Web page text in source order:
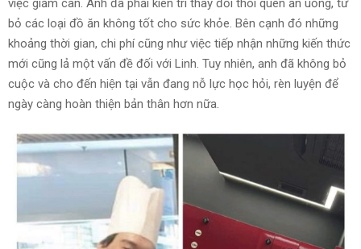
việc giảm cân. Anh đã phải kiên trì thay đổi thói quen ăn uống, từ
bỏ các loại đồ ăn không tốt cho sức khỏe. Bên cạnh đó những
khoảng thời gian, chi phí cũng như việc tiếp nhận những kiến thức
mới cũng lả một vấn đề đối với Linh. Tuy nhiên, anh đã không bỏ
cuộc và cho đến hiện tại vẫn đang nỗ lực học hỏi, rèn luyện để
ngày càng hoàn thiện bản thân hơn nữa.